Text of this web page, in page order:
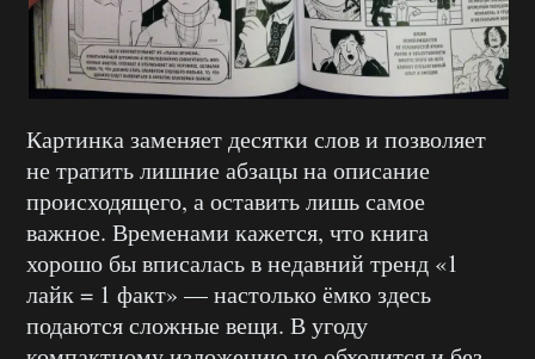
Картинка заменяет десятки слов и позволяет
не тратить лишние абзацы на описание
происходящего, а оставить лишь самое
важное. Временами кажется, что книга
хорошо бы вписалась в недавний тренд «1
лайк = 1 факт» — настолько ёмко здесь
подаются сложные вещи. В угоду